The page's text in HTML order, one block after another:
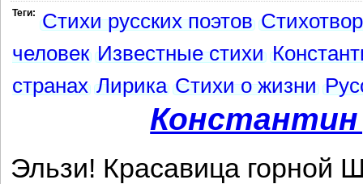
Теги: Стихи русских поэтов
человек Известные стихи
странах Лирика Стихи о жизни
Эльзи! Красавица горной